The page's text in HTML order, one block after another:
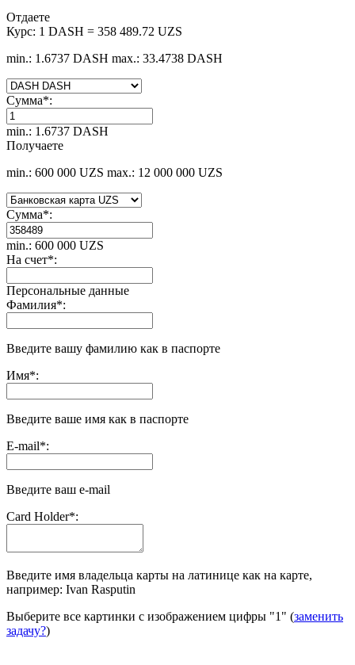
Отдаете
Курс: 1 DASH = 358 489.72 UZS
min.: 1.6737 DASH max.: 33.4738 DASH
Сумма*:
min.: 1.6737 DASH
Получаете
min.: 600 000 UZS max.: 12 000 000 UZS
Сумма*:
min.: 600 000 UZS
На счет*:
Персональные данные
Фамилия*:
Введите вашу фамилию как в паспорте
Имя*:
Введите ваше имя как в паспорте
E-mail*:
Введите ваш e-mail
Сard Holder*:
Введите имя владельца карты на латинице как на карте,
например: Ivan Rasputin
Выберите все картинки с изображением цифры "1" (заменить
задачу?)